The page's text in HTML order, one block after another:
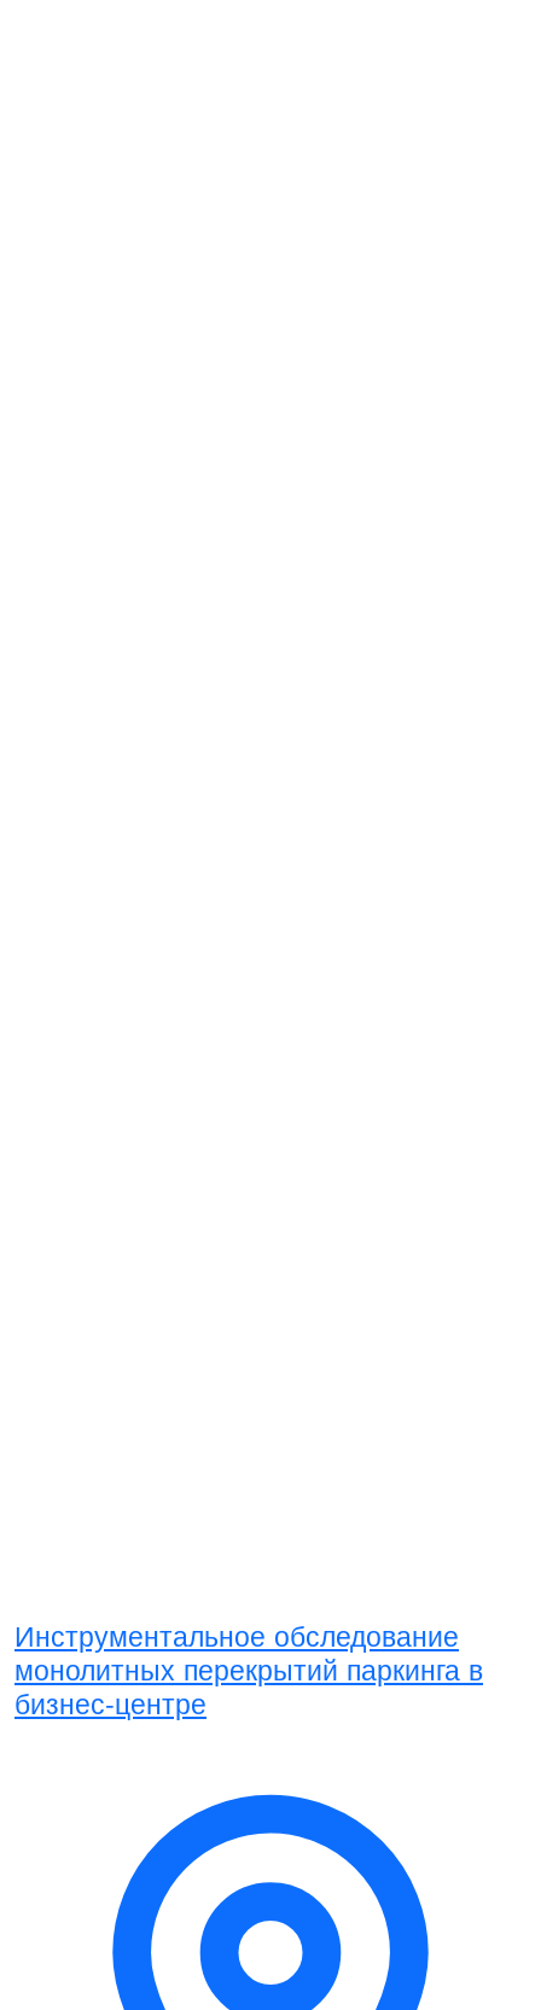
Инструментальное обследование
монолитных перекрытий паркинга в
бизнес-центре